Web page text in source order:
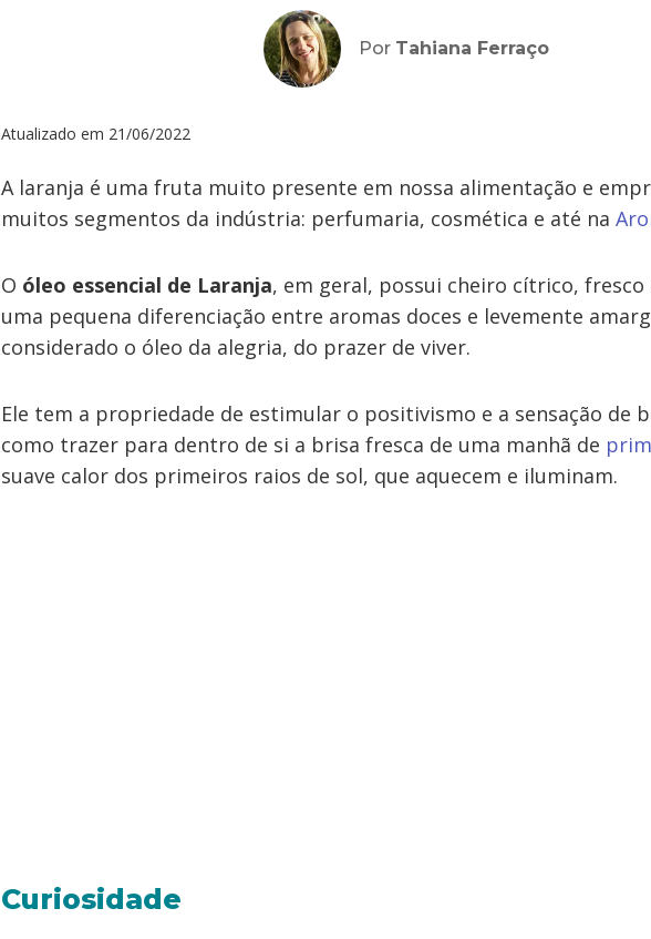
Por Tahiana Ferraço
Atualizado em 21/06/2022
A laranja é uma fruta muito presente em nossa alimentação e
muitos segmentos da indústria: perfumaria, cosmética e até na
O óleo essencial de Laranja, em geral, possui cheiro cítrico, fresco
uma pequena diferenciação entre aromas doces e levemente
considerado o óleo da alegria, do prazer de viver.
Ele tem a propriedade de estimular o positivismo e a sensação de
como trazer para dentro de si a brisa fresca de uma manhã de
suave calor dos primeiros raios de sol, que aquecem e iluminam.
Curiosidade